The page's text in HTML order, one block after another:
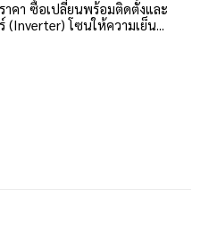
าคา ซื้อเปลี่ยนพร้อมติดตั้งและ
(Inverter) โซนให้ความเย็น...